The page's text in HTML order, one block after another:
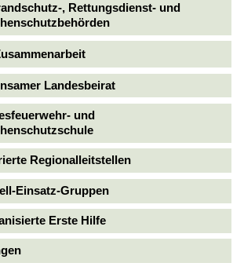
, Rettungsdienst- und
Landesbeirat
und
Regionalleitstellen
Einsatz-Gruppen
Erste Hilfe